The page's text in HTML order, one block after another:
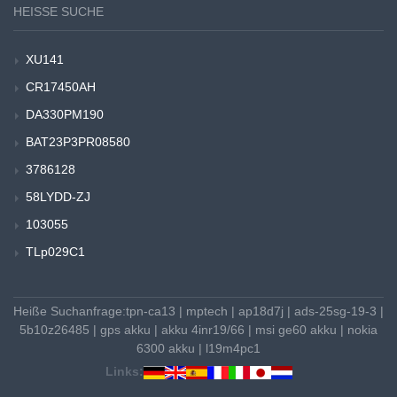
HEISSE SUCHE
XU141
CR17450AH
DA330PM190
BAT23P3PR08580
3786128
58LYDD-ZJ
103055
TLp029C1
Heiße Suchanfrage:tpn-ca13 | mptech | ap18d7j | ads-25sg-19-3 |
5b10z26485 | gps akku | akku 4inr19/66 | msi ge60 akku | nokia
6300 akku | l19m4pc1
Links: